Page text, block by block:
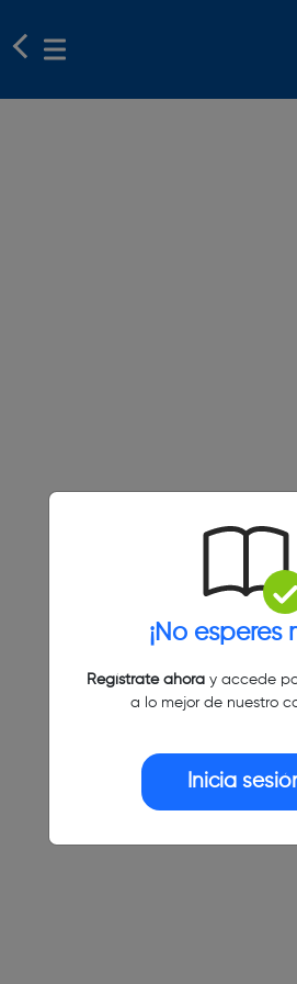
¡No esperes
Regístrate ahoray accede
a lo mejor de nuestro
Inicia